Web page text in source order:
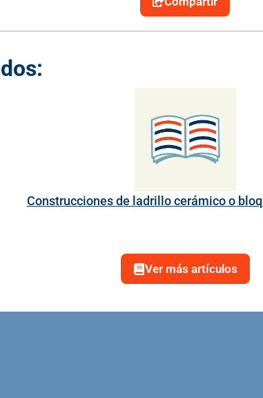
Construcciones de ladrillo cerámico o
Ver más artículos